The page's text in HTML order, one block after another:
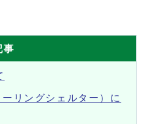
事
リングシェルター）に